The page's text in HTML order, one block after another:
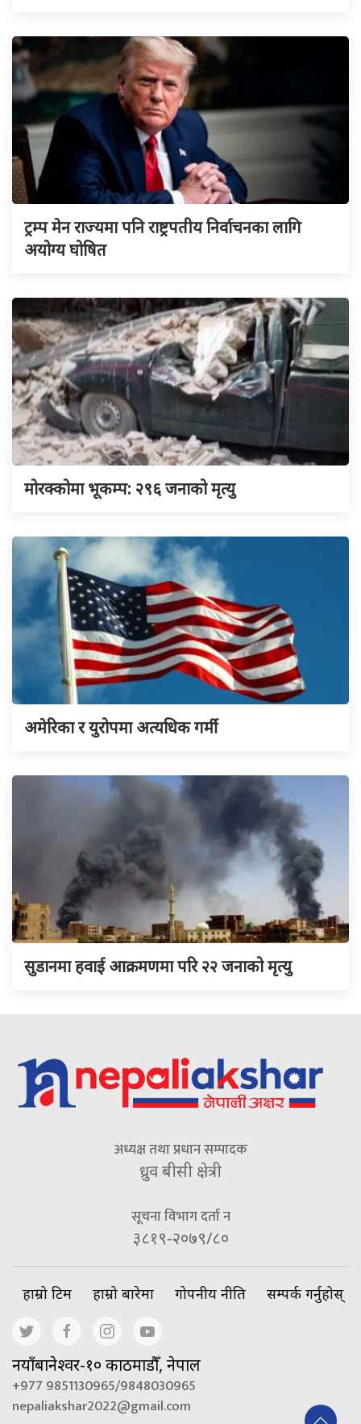
ट्रम्प मेन राज्यमा पनि राष्ट्रपतीय निर्वाचनका लागि
अयोग्य घोषित
मोरक्कोमा भूकम्प: २९६ जनाको मृत्यु
अमेरिका र युरोपमा अत्यधिक गर्मी
सुडानमा हवाई आक्रमणमा परि २२ जनाको मृत्यु
अध्यक्ष तथा प्रधान सम्पादक
ध्रुव बीसी क्षेत्री
सूचना विभाग दर्ता न
३८१९-२०७९/८०
हाम्रो टिम हाम्रो बारेमा गोपनीय नीति सम्पर्क गर्नुहोस्
नयाँबानेश्वर-१० काठमाडौँ, नेपाल
+977 9851130965/9848030965
nepaliakshar2022@gmail.com